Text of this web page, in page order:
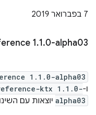
‫7 בפברואר 2019
1.1.0-alpha03
1.1.0-alpha03
ו-ktx 1.1.0-
alpha03 יוצאות עם